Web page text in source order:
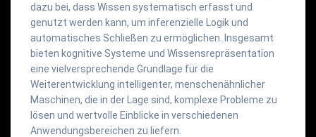
dazu bei, dass Wissen systematisch erfasst und
genutzt werden kann, um inferenzielle Logik und
automatisches Schließen zu ermöglichen. Insgesamt
bieten kognitive Systeme und Wissensrepräsentation
eine vielversprechende Grundlage für die
Weiterentwicklung intelligenter, menschenähnlicher
Maschinen, die in der Lage sind, komplexe Probleme zu
lösen und wertvolle Einblicke in verschiedenen
Anwendungsbereichen zu liefern.